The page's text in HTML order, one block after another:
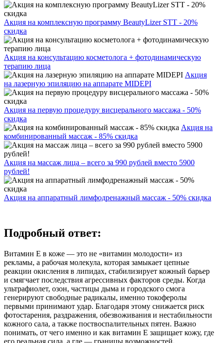
Акция на комплексную программу BeautyLizer STT - 20%
скидка
Акция на консультацию косметолога + фотодинамическую
терапию лица
Акция
на лазерную эпиляцию на аппарате MIDEPI
Акция на первую процедуру висцерального массажа - 50%
скидка
Акция на
комбинированный массаж - 85% скидка
Акция на массаж лица – всего за 990 рублей вместо 5900
рублей!
Акция на аппаратный лимфодренажный массаж - 50% скидка
Подробный ответ:
Витамин E в коже — это не «витамин молодости» из
рекламы, а рабочая молекула, которая замыкает цепные
реакции окисления в липидах, стабилизирует кожный барьер
и смягчает последствия агрессивных факторов среды. Когда
ультрафиолет, озон, частицы дыма и городского смога
генерируют свободные радикалы, именно токоферолы
первыми принимают удар. Благодаря этому снижается риск
фотостарения, раздражения, обезвоживания и нестабильности
кожного сала, а также поствоспалительных пятен. Важно
понимать, от чего именно и как витамин E защищает кожу, где
его реальная сила, а где — границы возможностей.